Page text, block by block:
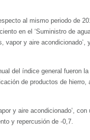
al mismo periodo de
en el ‘Suministro de
vapor y aire acondicionado’,
del índice general fueron la
de productos de hierro,
y aire acondicionado’, con
y repercusión de -0,7.